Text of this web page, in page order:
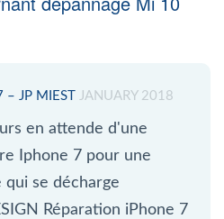
JP MIEST JANUARY 2018
en attende d'une
Iphone 7 pour une
se décharge
Réparation iPhone 7